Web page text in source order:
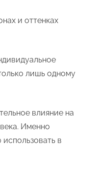
в
оттенках
и оттенках
лишь одному
влияние на
Именно
в